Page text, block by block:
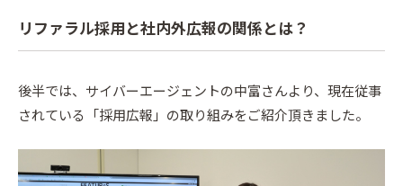
リファラル採用と社内外広報の関係とは？
後半では、サイバーエージェントの中富さんより、現在従事
されている「採用広報」の取り組みをご紹介頂きました。